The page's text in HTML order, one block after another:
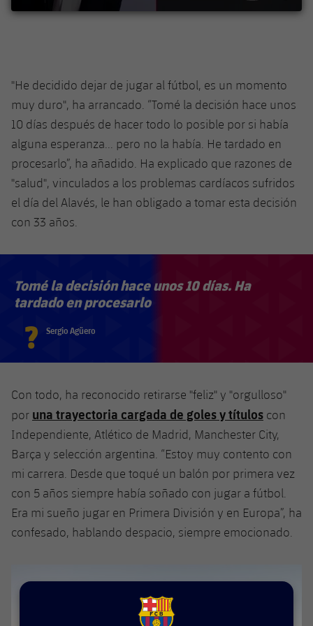
Servicios Médicos
Acreditaciones
Fotos
Palmarés
Fotos
Clasificaciones
Jugadors
Fotos
Palmarés
Jugadores
plusicon
Cadete
Infantil
Alevín
PLUSICON
MÁS
Primer equipo
plusicon
más
Actualidad
Calendario
Entradas
Clasificaciones
Historia
Palmarés
Barça Atlètic
plusicon
más
Actualidad
Calendario
Resultados
Jugadores
Clasificaciones
Base
Actualidad
Barça C
Junior
Juvenil
Infantil
Alevín
Campus Verano
Información general
plusicon
más
Noticias
Atletismo
Masculino
Femenino
Agenda
Actualidad
Jugadores
Calendario
Resultados
Hockey sobre hielo
plusicon
más
Actualidad
Jugadores
Calendario
Hockey hierba
plusicon
más
Noticias
Hockey Hierba Masculino
Patinaje artístico
plusicon
más
Actualidad
Escuela de Patinaje
"He decidido dejar de jugar al fútbol, es un momento
muy duro", ha arrancado. “Tomé la decisión hace unos
10 días después de hacer todo lo posible por si había
alguna esperanza... pero no la había. He tardado en
procesarlo”, ha añadido. Ha explicado que razones de
"salud", vinculados a los problemas cardíacos sufridos
el día del Alavés, le han obligado a tomar esta decisión
con 33 años.
Tomé la decisión hace unos 10 días. Ha
tardado en procesarlo
? Sergio Agüero
Con todo, ha reconocido retirarse "feliz" y "orgulloso"
por una trayectoria cargada de goles y títulos con
Independiente, Atlético de Madrid, Manchester City,
Barça y selección argentina. “Estoy muy contento con
mi carrera. Desde que toqué un balón por primera vez
con 5 años siempre había soñado con jugar a fútbol.
Era mi sueño jugar en Primera División y en Europa”, ha
confesado, hablando despacio, siempre emocionado.
FCB Barcelona badge